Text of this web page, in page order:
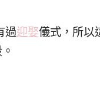
過迎娶儀式，所以